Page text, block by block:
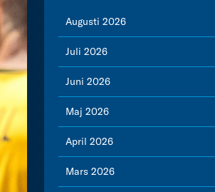
Augusti 2026
Juli 2026
Juni 2026
Maj 2026
April 2026
Mars 2026